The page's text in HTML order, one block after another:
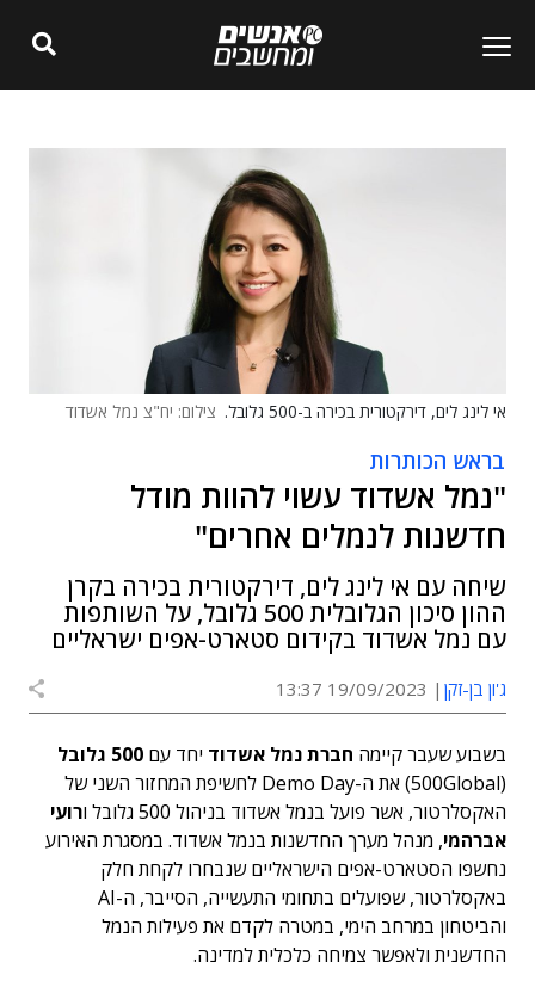
אי לינג לים, דירקטורית בכירה ב-500 גלובל. צילום: יח"צ נמל אשדוד
בראש הכותרות
"נמל אשדוד עשוי להוות מודל
חדשנות לנמלים אחרים"
שיחה עם אי לינג לים, דירקטורית בכירה בקרן
ההון סיכון הגלובלית 500 גלובל, על השותפות
עם נמל אשדוד בקידום סטארט-אפים ישראליים
ג'ון בן-זקן 19/09/2023 13:37
בשבוע שעבר קיימה חברת נמל אשדוד יחד עם 500 גלובל
(500Global) את ה-Demo Day לחשיפת המחזור השני של
האקסלרטור, אשר פועל בנמל אשדוד בניהול 500 גלובל ו
רועי
אברהמי, מנהל מערך החדשנות בנמל אשדוד. במסגרת האירוע
נחשפו הסטארט-אפים הישראליים שנבחרו לקחת חלק
באקסלרטור, שפועלים בתחומי התעשייה, הסייבר, ה-AI
והביטחון במרחב הימי, במטרה לקדם את פעילות הנמל
החדשנית ולאפשר צמיחה כלכלית למדינה.